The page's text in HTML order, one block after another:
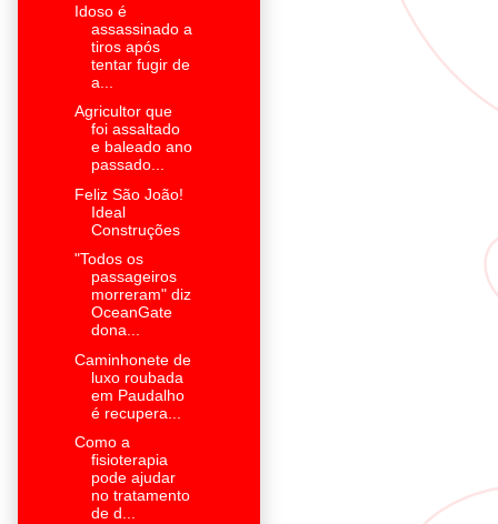
Idoso é
assassinado a
tiros após
tentar fugir de
a...
Agricultor que
foi assaltado
e baleado ano
passado...
Feliz São João!
Ideal
Construções
"Todos os
passageiros
morreram" diz
OceanGate
dona...
Caminhonete de
luxo roubada
em Paudalho
é recupera...
Como a
fisioterapia
pode ajudar
no tratamento
de d...